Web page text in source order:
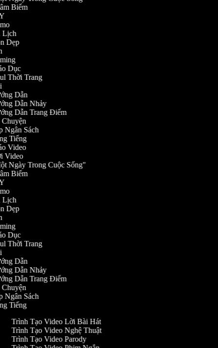
Biếm
Lịch
Dẹp
Dục
Thời Trang
Dẫn
Dẫn Nhảy
Dẫn Trang Điểm
Chuyện
Ngân Sách
Tiếng
Video
Video
Ngày Trong Cuộc Sống"
Biếm
Lịch
Dẹp
Dục
Thời Trang
Dẫn
Dẫn Nhảy
Dẫn Trang Điểm
Chuyện
Ngân Sách
Tiếng
Trình Tạo Video Lời Bài Hát
Trình Tạo Video Nghệ Thuật
Trình Tạo Video Parody